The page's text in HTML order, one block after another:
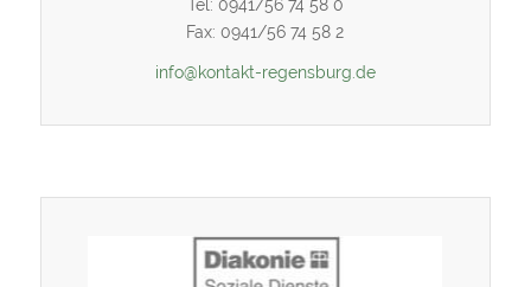
Tel: 0941/56 74 58 0
Fax: 0941/56 74 58 2
info@kontakt-regensburg.de